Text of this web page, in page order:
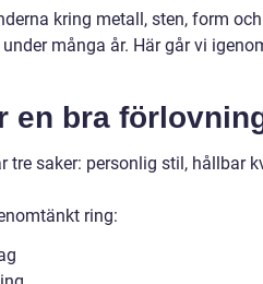
kring metall, sten, form
många år. Här går vi
en bra
tre saker: personlig stil, hållbar
ring: